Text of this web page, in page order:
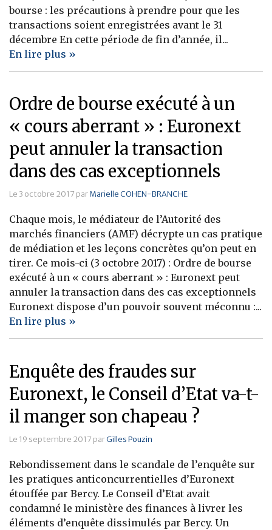
bourse : les précautions à prendre pour que les
transactions soient enregistrées avant le 31
décembre En cette période de fin d’année, il...
En lire plus »
Ordre de bourse exécuté à un
« cours aberrant » : Euronext
peut annuler la transaction
dans des cas exceptionnels
Le 3 octobre 2017 parMarielle COHEN-BRANCHE
Chaque mois, le médiateur de l’Autorité des
marchés financiers (AMF) décrypte un cas pratique
de médiation et les leçons concrètes qu’on peut en
tirer. Ce mois-ci (3 octobre 2017) : Ordre de bourse
exécuté à un « cours aberrant » : Euronext peut
annuler la transaction dans des cas exceptionnels
Euronext dispose d’un pouvoir souvent méconnu :...
En lire plus »
Enquête des fraudes sur
Euronext, le Conseil d’Etat va-t-
il manger son chapeau ?
Le 19 septembre 2017 parGilles Pouzin
Rebondissement dans le scandale de l’enquête sur
les pratiques anticoncurrentielles d’Euronext
étouffée par Bercy. Le Conseil d’Etat avait
condamné le ministère des finances à livrer les
éléments d’enquête dissimulés par Bercy. Un